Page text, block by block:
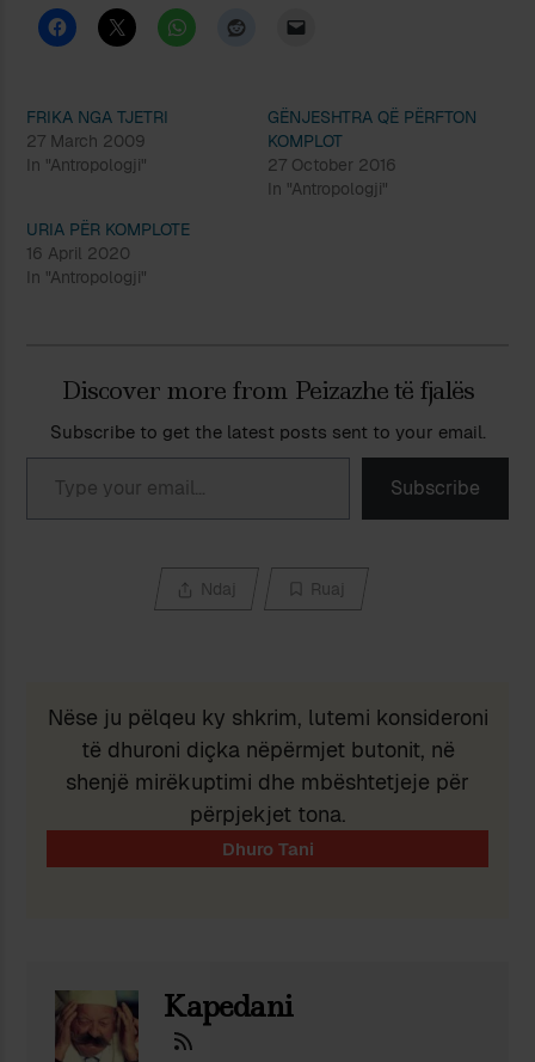
FRIKA NGA TJETRI
27 March 2009
In "Antropologji"
GËNJESHTRA QË PËRFTON
KOMPLOT
27 October 2016
In "Antropologji"
URIA PËR KOMPLOTE
16 April 2020
In "Antropologji"
Discover more from Peizazhe të fjalës
Subscribe to get the latest posts sent to your email.
Type your email…
Subscribe
Ndaj Ruaj
Nëse ju pëlqeu ky shkrim, lutemi konsideroni
të dhuroni diçka nëpërmjet butonit, në
shenjë mirëkuptimi dhe mbështetjeje për
përpjekjet tona.
Kapedani